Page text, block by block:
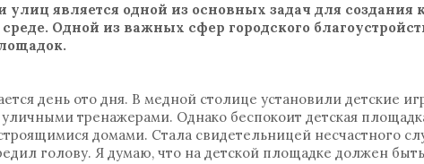
улиц является одной из основных задач для
Одной из важных сфер городского
день ото дня. В медной столице установили детские
тренажерами. Однако беспокоит детская
домами. Стала свидетельницей несчастного
голову. Я думаю, что на детской площадке должен